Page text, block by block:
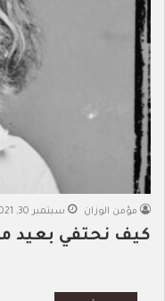
مؤمن الوزان سبتمبر 30, 2021
كيف نحتفي بعيد